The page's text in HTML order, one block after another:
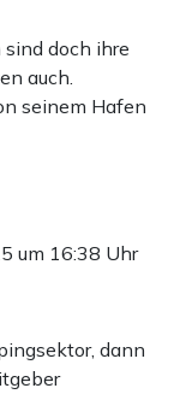
doch ihre
auch.
seinem Hafen
um 16:38 Uhr
dann